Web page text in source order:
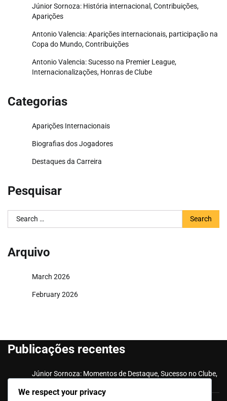
Júnior Sornoza: História internacional, Contribuições,
Aparições
Antonio Valencia: Aparições internacionais, participação na
Copa do Mundo, Contribuições
Antonio Valencia: Sucesso na Premier League,
Internacionalizações, Honras de Clube
Categorias
Aparições Internacionais
Biografias dos Jogadores
Destaques da Carreira
Pesquisar
Search
for:
Arquivo
March 2026
February 2026
Publicações recentes
Júnior Sornoza: Momentos de Destaque, Sucesso no Clube,
We respect your privacy